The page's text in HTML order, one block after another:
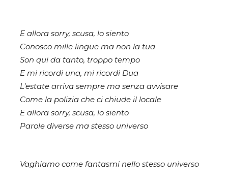
E allora sorry, scusa, lo siento
Conosco mille lingue ma non la tua
Son qui da tanto, troppo tempo
E mi ricordi una, mi ricordi Dua
L’estate arriva sempre ma senza avvisare
Come la polizia che ci chiude il locale
E allora sorry, scusa, lo siento
Parole diverse ma stesso universo
Vaghiamo come fantasmi nello stesso universo